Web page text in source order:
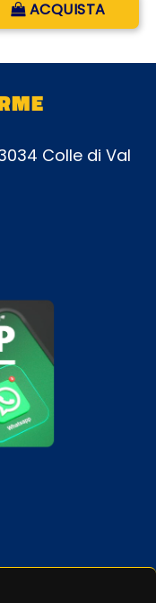
ACQUISTA
Colle di Val